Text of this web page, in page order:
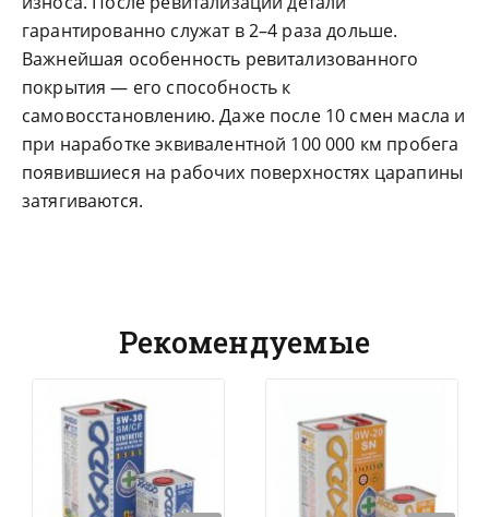
гарантированно служат в 2–4 раза дольше.
Важнейшая особенность ревитализованного
покрытия — его способность к
самовосстановлению. Даже после 10 смен масла и
при наработке эквивалентной 100 000 км пробега
появившиеся на рабочих поверхностях царапины
затягиваются.
Рекомендуемые